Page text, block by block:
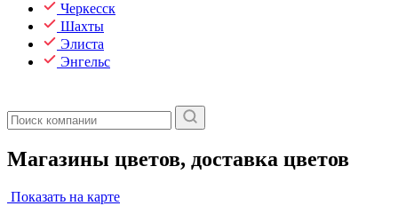
Черкесск
Шахты
Элиста
Энгельс
Магазины цветов, доставка цветов
Показать на карте